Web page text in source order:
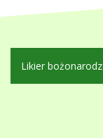
wpisu
Likier